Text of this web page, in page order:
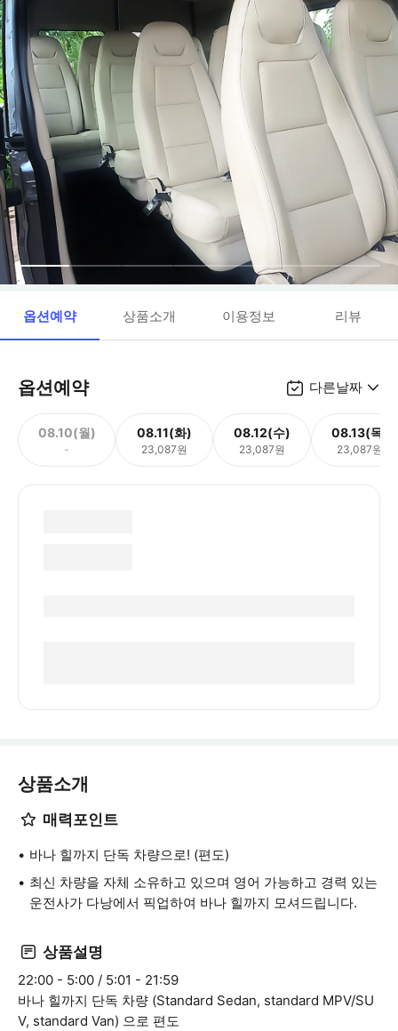
옵션예약 상품소개 이용정보 리뷰
옵션예약 다른날짜
08.10(월)
-
08.11(화)
23,087원
08.12(수)
23,087원
08.13(목)
23,087원
상품소개
매력포인트
바나 힐까지 단독 차량으로! (편도)
최신 차량을 자체 소유하고 있으며 영어 가능하고 경력 있는
운전사가 다낭에서 픽업하여 바나 힐까지 모셔드립니다.
상품설명
22:00 - 5:00 / 5:01 - 21:59
바나 힐까지 단독 차량 (Standard Sedan, standard MPV/SU
V, standard Van) 으로 편도